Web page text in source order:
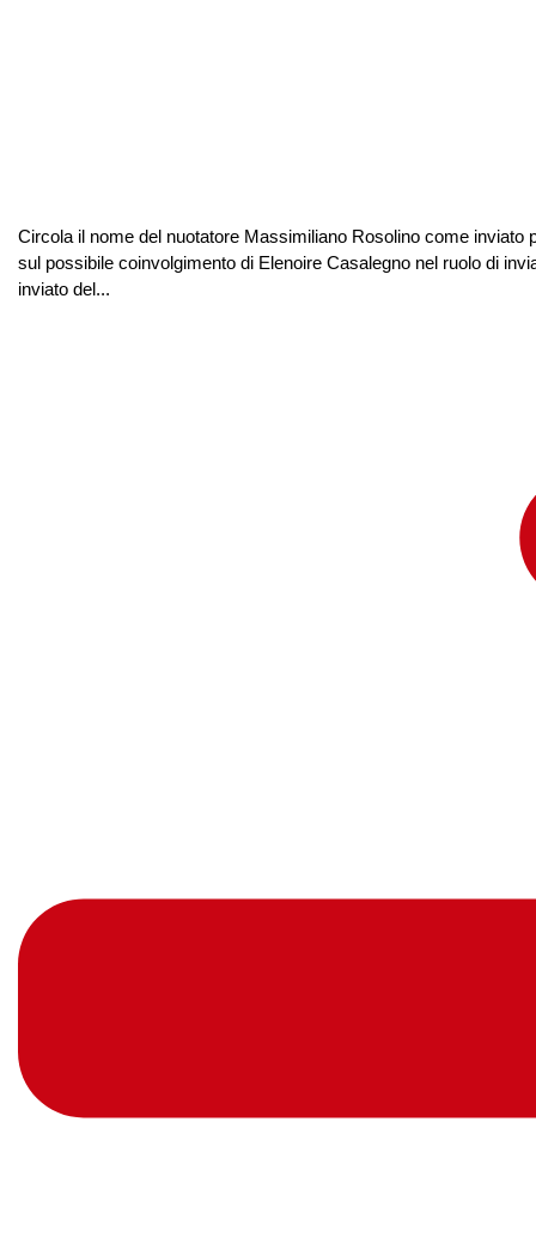
Circola il nome del nuotatore Massimiliano Rosolino come inviato
sul possibile coinvolgimento di Elenoire Casalegno nel ruolo di
inviato del...